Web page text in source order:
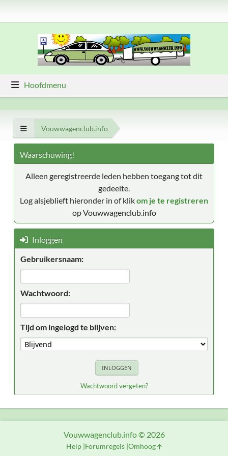
Hoofdmenu
Vouwwagenclub.info
Waarschuwing!
Alleen geregistreerde leden hebben toegang tot dit
gedeelte.
Log alsjeblieft hieronder in of klikom je te registreren
op Vouwwagenclub.info
Inloggen
Gebruikersnaam:
Wachtwoord:
Tijd om ingelogd te blijven:
Wachtwoord vergeten?
Vouwwagenclub.info © 2026
Help Forumregels Omhoog